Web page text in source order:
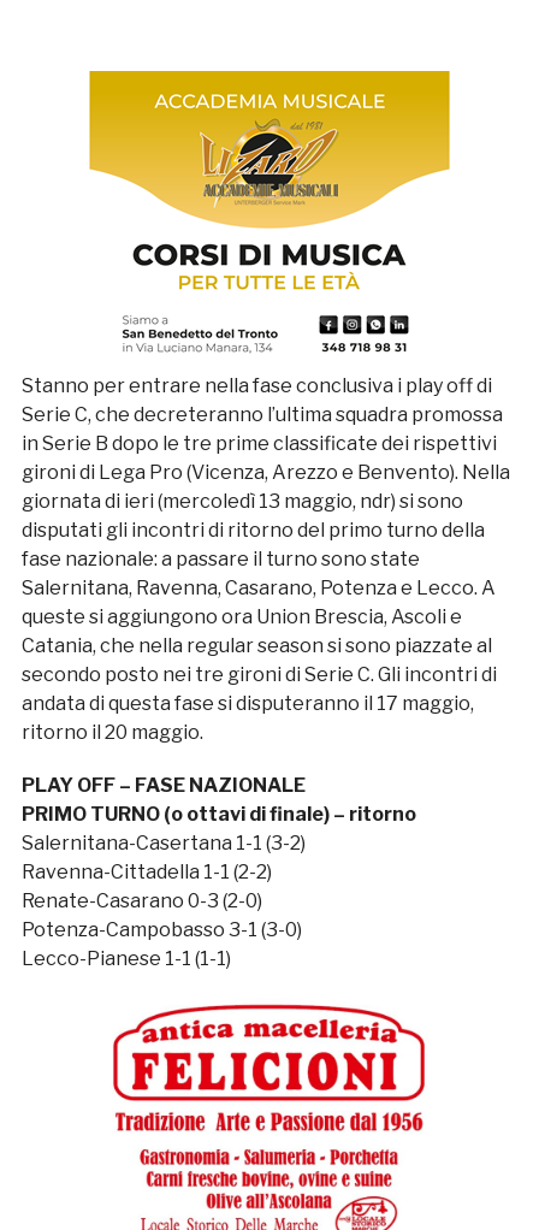
Stanno per entrare nella fase conclusiva i play off di
Serie C, che decreteranno l’ultima squadra promossa
in Serie B dopo le tre prime classificate dei rispettivi
gironi di Lega Pro (Vicenza, Arezzo e Benvento). Nella
giornata di ieri (mercoledì 13 maggio, ndr) si sono
disputati gli incontri di ritorno del primo turno della
fase nazionale: a passare il turno sono state
Salernitana, Ravenna, Casarano, Potenza e Lecco. A
queste si aggiungono ora Union Brescia, Ascoli e
Catania, che nella regular season si sono piazzate al
secondo posto nei tre gironi di Serie C. Gli incontri di
andata di questa fase si disputeranno il 17 maggio,
ritorno il 20 maggio.
PLAY OFF – FASE NAZIONALE
PRIMO TURNO (o ottavi di finale) – ritorno
Salernitana-Casertana 1-1 (3-2)
Ravenna-Cittadella 1-1 (2-2)
Renate-Casarano 0-3 (2-0)
Potenza-Campobasso 3-1 (3-0)
Lecco-Pianese 1-1 (1-1)